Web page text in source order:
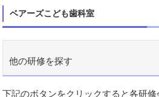
ベアーズこども歯科室
他の研修を探す
下記のボタンをクリックすると各研